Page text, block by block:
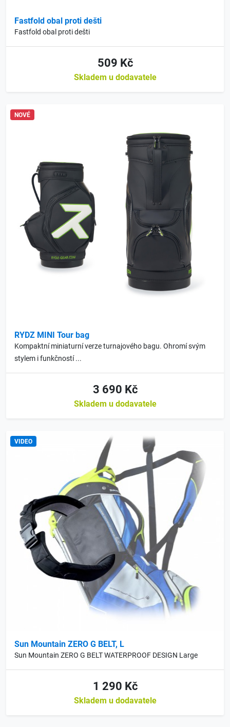
Fastfold obal proti dešti
Fastfold obal proti dešti
509 Kč
Skladem u dodavatele
NOVÉ
RYDZ MINI Tour bag
Kompaktní miniaturní verze turnajového bagu. Ohromí svým
stylem i funkčností ...
3 690 Kč
Skladem u dodavatele
VIDEO
Sun Mountain ZERO G BELT, L
Sun Mountain ZERO G BELT WATERPROOF DESIGN Large
1 290 Kč
Skladem u dodavatele